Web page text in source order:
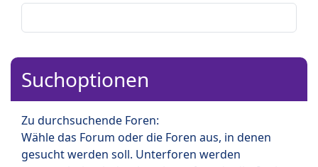
Suchoptionen
Zu durchsuchende Foren:
Wähle das Forum oder die Foren aus, in denen
gesucht werden soll. Unterforen werden